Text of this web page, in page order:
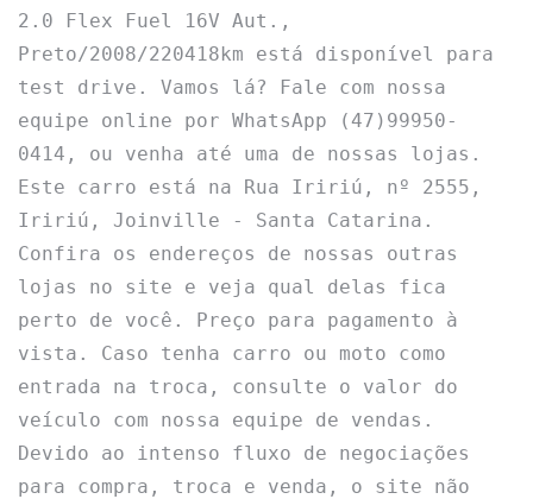
2.0 Flex Fuel 16V Aut.,
Preto/2008/220418km está disponível para
test drive. Vamos lá? Fale com nossa
equipe online por WhatsApp (47)99950-
0414, ou venha até uma de nossas lojas.
Este carro está na Rua Iririú, nº 2555,
Iririú, Joinville - Santa Catarina.
Confira os endereços de nossas outras
lojas no site e veja qual delas fica
perto de você. Preço para pagamento à
vista. Caso tenha carro ou moto como
entrada na troca, consulte o valor do
veículo com nossa equipe de vendas.
Devido ao intenso fluxo de negociações
para compra, troca e venda, o site não